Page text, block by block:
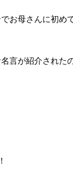
お母さんに初め
言が紹介された